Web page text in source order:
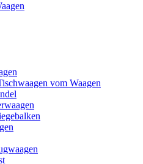
vom Waagen